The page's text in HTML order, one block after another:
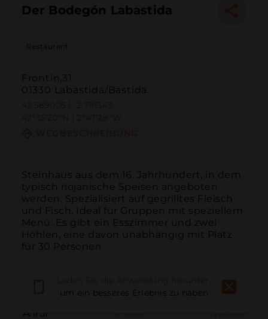
Der Bodegón Labastida
Restaurant
Frontin,31
01330 Labastida/Bastida
Steinhaus aus dem 16. Jahrhundert, in dem
typisch riojanische Speisen angeboten
werden. Spezialisiert auf gegrilltes Fleisch
und Fisch. Ideal für Gruppen mit speziellem
Menü. Es gibt ein Esszimmer und zwei
Höhlen, eine davon unabhängig mit Platz
für 30 Personen.
Anruf
um ein besseres Erlebnis zu haben